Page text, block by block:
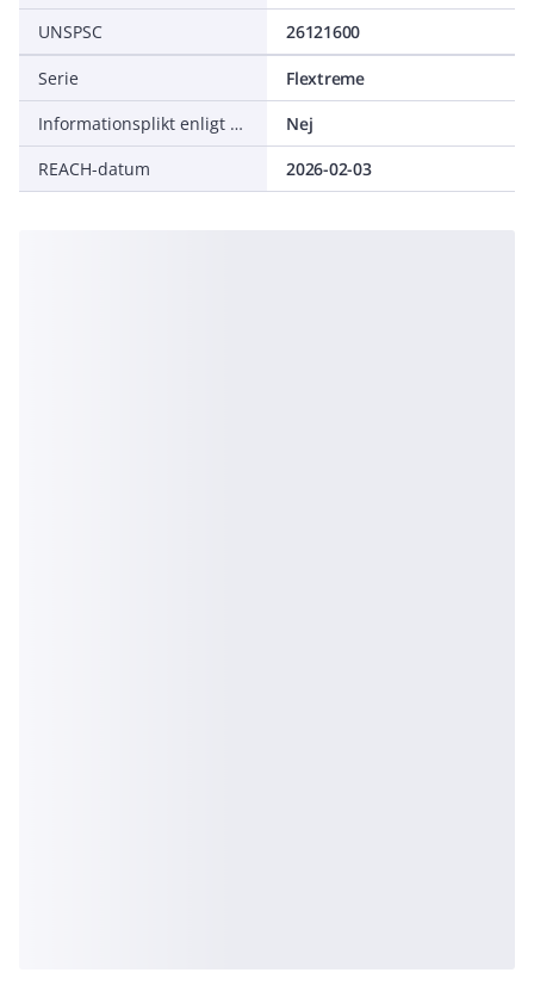
UNSPSC
26121600
Serie
Flextreme
Informationsplikt enligt REACH
Nej
REACH-datum
2026-02-03